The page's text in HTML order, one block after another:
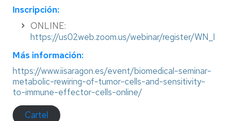
Inscripción:
ONLINE:
https://us02web.zoom.us/webinar/register/
Más información:
https://www.iisaragon.es/event/biomedical-seminar-
metabolic-rewiring-of-tumor-cells-and-sensitivity-
to-immune-effector-cells-online/
Cartel